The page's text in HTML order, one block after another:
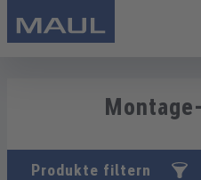
Produkte filtern